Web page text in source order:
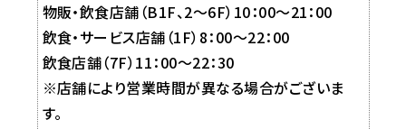
物販・飲食店舗（B1F、2～6F）10：00～21：00
飲食・サービス店舗（1F）8：00～22：00
飲食店舗（7F）11：00～22：30
※店舗により営業時間が異なる場合がございま
す。